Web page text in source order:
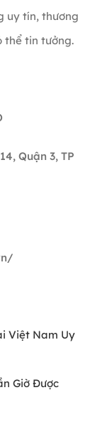
uy tín, thương
thể tin tưởng.
Quận 3, TP
Việt Nam Uy
Giờ Được